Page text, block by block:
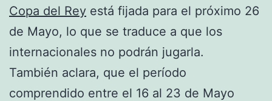
Copa del Rey está fijada para el próximo 26
de Mayo, lo que se traduce a que los
internacionales no podrán jugarla.
También aclara, que el período
comprendido entre el 16 al 23 de Mayo